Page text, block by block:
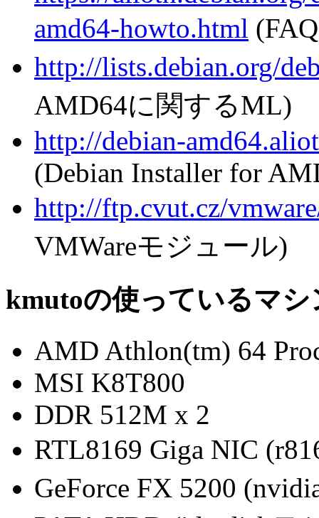
amd64-howto.html
http://lists.debian.org/
AMD64に関するML)
http://debian-
(Debian Installer for
http://ftp.cvut.cz/
VMWareモジュール)
kmutoの使っているマシ
AMD Athlon(tm) 64
MSI K8T800
DDR 512M x 2
RTL8169 Giga NIC
GeForce FX 5200